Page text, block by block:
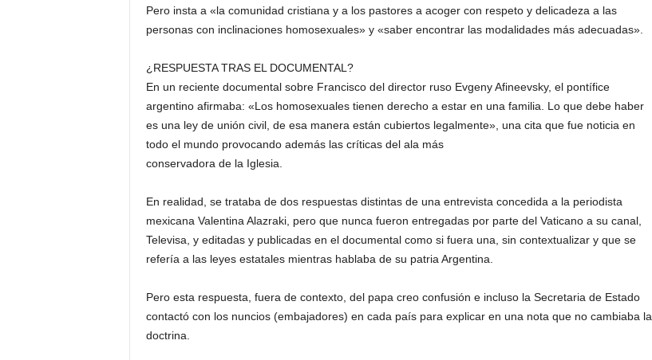
Pero insta a «la comunidad cristiana y a los pastores a acoger con respeto y delicadeza a las
personas con inclinaciones homosexuales» y «saber encontrar las modalidades más adecuadas».
¿RESPUESTA TRAS EL DOCUMENTAL?
En un reciente documental sobre Francisco del director ruso Evgeny Afineevsky, el pontífice
argentino afirmaba: «Los homosexuales tienen derecho a estar en una familia. Lo que debe haber
es una ley de unión civil, de esa manera están cubiertos legalmente», una cita que fue noticia en
todo el mundo provocando además las críticas del ala más
conservadora de la Iglesia.
En realidad, se trataba de dos respuestas distintas de una entrevista concedida a la periodista
mexicana Valentina Alazraki, pero que nunca fueron entregadas por parte del Vaticano a su canal,
Televisa, y editadas y publicadas en el documental como si fuera una, sin contextualizar y que se
refería a las leyes estatales mientras hablaba de su patria Argentina.
Pero esta respuesta, fuera de contexto, del papa creo confusión e incluso la Secretaria de Estado
contactó con los nuncios (embajadores) en cada país para explicar en una nota que no cambiaba la
doctrina.